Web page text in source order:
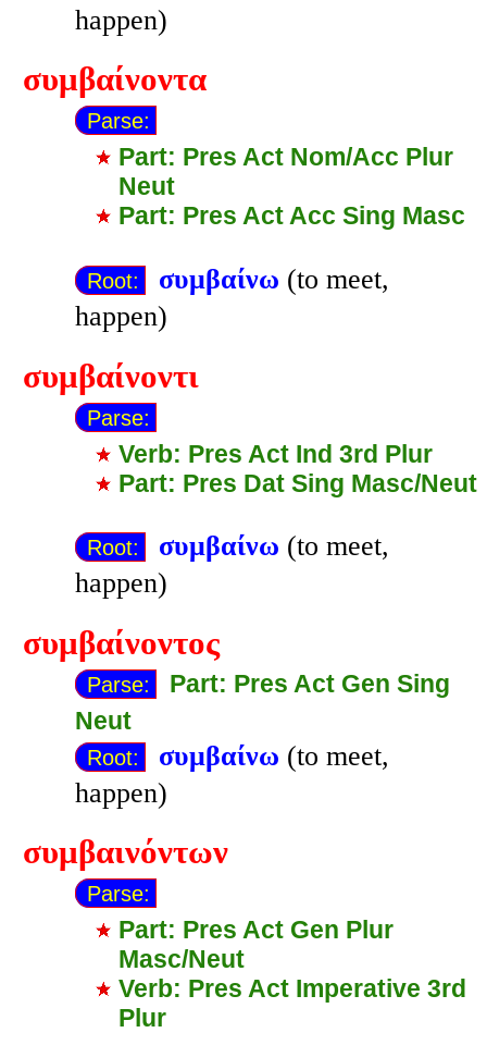
happen)
συμβαίνοντα
Parse:
Part: Pres Act Nom/Acc Plur
Neut
Part: Pres Act Acc Sing Masc
Root: συμβαίνω (to meet,
happen)
συμβαίνοντι
Parse:
Verb: Pres Act Ind 3rd Plur
Part: Pres Dat Sing Masc/Neut
Root: συμβαίνω (to meet,
happen)
συμβαίνοντος
Parse:
Part: Pres Act Gen Sing
Neut
Root: συμβαίνω (to meet,
happen)
συμβαινόντων
Parse:
Part: Pres Act Gen Plur
Masc/Neut
Verb: Pres Act Imperative 3rd
Plur